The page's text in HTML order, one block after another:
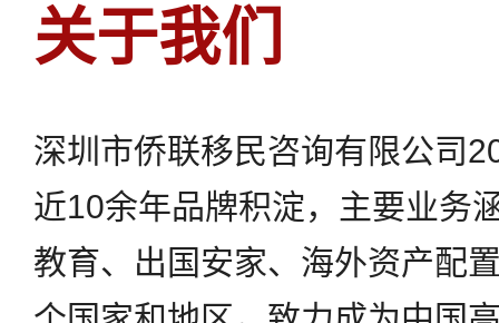
关于我们
深圳市侨联移民咨询有限公司
近10余年品牌积淀，主要业务
教育、出国安家、海外资产配
0
1
0
1